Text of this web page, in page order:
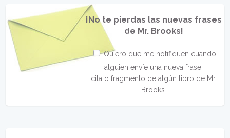
¡No te pierdas las nuevas frases
de Mr. Brooks!
Quiero que me notifiquen cuando
alguien envíe una nueva frase,
cita o fragmento de algún libro de Mr.
Brooks.